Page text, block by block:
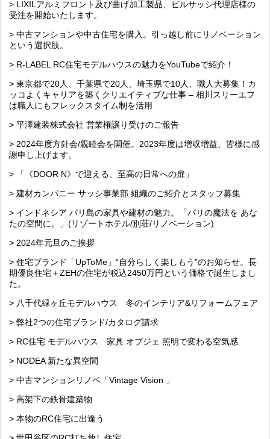
> LIXILアルミフロント及び曲げ加工製品、ビルサッシ代理店様の
受注を開始いたします。
> 中古マンションや中古住宅を購入。引っ越し前にリノベーション
という選択肢。
> R-LABEL RC住宅モデルハウスの魅力をYouTubeで紹介！
> 東京都で20人、千葉県で20人、埼玉県で10人、職人大募集！カ
ッコよくキャリアを築くクリエイティブな仕事 – 相川スリーエフ
は職人にもフレックスタイム制を活用
> 平澤建装株式会社 営業権譲り受けのご報告
> 2024年度方針会/親睦会を開催。2023年度は増収増益、皆様に感
謝申し上げます。
> 「《DOOR N》で迎える、至高の日常への扉」
> 建材カンパニー サッシ事業部 組織のご紹介とスタッフ募集
> インドネシア バリ島の家具や建材の魅力。「バリの魔法を あな
たの空間に。」(リゾートホテル/別荘/リノベーション)
> 2024年元旦のご挨拶
> 住宅ブランド「UpToMe」“自分らしく楽しもう”のお知らせ。長
期優良住宅＋ZEHの住宅が税込2450万円という価格で誕生しまし
た。
> 八千代緑ヶ丘モデルハウス 冬のインテリア&リフォームフェア
> 弊社2つの住宅ブランド/カタログ請求
> RC住宅 モデルハウス 家具 オブジェ 照明で変わる空気感
> NODEA 新たな異空間
> 中古マンションリノベ「Vintage Vision 」
> 高架下の鉄骨建築物
> 本物のRC住宅に出逢う